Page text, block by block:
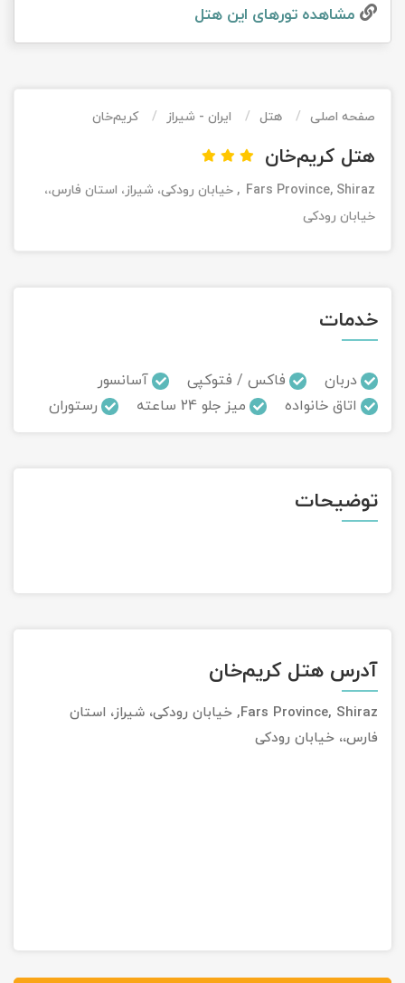
مشاهده تور‌های این هتل
صفحه اصلی هتل ایران - شیراز کریم‌خان
هتل کریم‌خان
Fars Province, Shiraz, خیابان رودکی، شیراز، استان فارس،،
خیابان رودکی
خدمات
دربان فاکس / فتوکپی
آسانسور
اتاق خانواده
میز جلو 24 ساعته رستوران
توضیحات
آدرس هتل کریم‌خان
Fars Province, Shiraz, خیابان رودکی، شیراز، استان
فارس،، خیابان رودکی
تور کویر کاراکال
تور کویر مصر
تور کویر ابوزیدآباد
تور گلستان
تور سوباتان
تور ترکمن صحرا
تور آفرود
تور کیش از ساری
اقساطی
تور کیش از بندرعباس
اقساطی
تور قزاقستان اقساطی
تور زیارتی اقساطی